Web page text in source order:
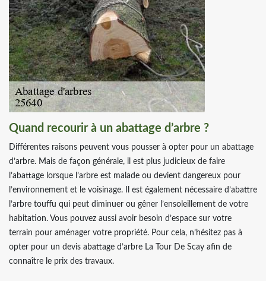
Quand recourir à un abattage d’arbre ?
Différentes raisons peuvent vous pousser à opter pour un abattage
d’arbre. Mais de façon générale, il est plus judicieux de faire
l’abattage lorsque l’arbre est malade ou devient dangereux pour
l’environnement et le voisinage. Il est également nécessaire d’abattre
l’arbre touffu qui peut diminuer ou gêner l’ensoleillement de votre
habitation. Vous pouvez aussi avoir besoin d’espace sur votre
terrain pour aménager votre propriété. Pour cela, n’hésitez pas à
opter pour un devis abattage d’arbre La Tour De Scay afin de
connaître le prix des travaux.